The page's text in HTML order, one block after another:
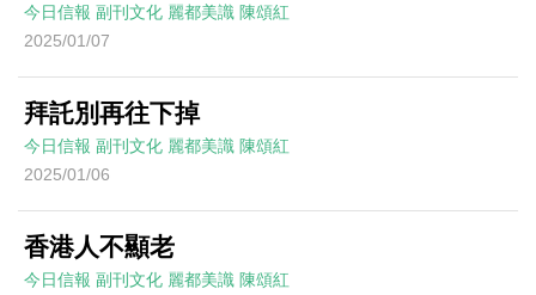
今日信報 副刊文化 麗都美識 陳頌紅
2025/01/07
拜託別再往下掉
今日信報 副刊文化 麗都美識 陳頌紅
2025/01/06
香港人不顯老
今日信報 副刊文化 麗都美識 陳頌紅